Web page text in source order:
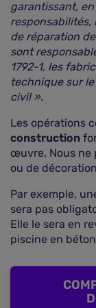
garantissant,
responsabilités,
de réparation
sont
1792-1, les
technique sur
civil ».
Les opérations
construction
œuvre. Nous ne
ou de
Par exemple,
sera pas
Elle le sera en
piscine en